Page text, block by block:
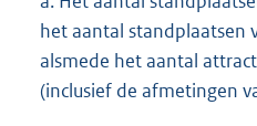
het aantal standplaatsen
alsmede het aantal
(inclusief de afmetingen